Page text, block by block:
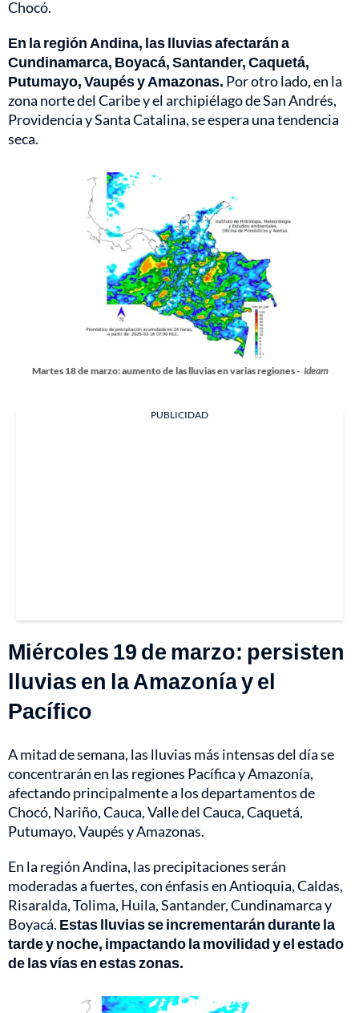
Chocó.
En la región Andina, las lluvias afectarán a
Cundinamarca, Boyacá, Santander, Caquetá,
Putumayo, Vaupés y Amazonas. Por otro lado, en la
zona norte del Caribe y el archipiélago de San Andrés,
Providencia y Santa Catalina, se espera una tendencia
seca.
Martes 18 de marzo: aumento de las lluvias en varias regiones - Ideam
PUBLICIDAD
Miércoles 19 de marzo: persisten
lluvias en la Amazonía y el
Pacífico
A mitad de semana, las lluvias más intensas del día se
concentrarán en las regiones Pacífica y Amazonía,
afectando principalmente a los departamentos de
Chocó, Nariño, Cauca, Valle del Cauca, Caquetá,
Putumayo, Vaupés y Amazonas.
En la región Andina, las precipitaciones serán
moderadas a fuertes, con énfasis en Antioquia, Caldas,
Risaralda, Tolima, Huila, Santander, Cundinamarca y
Boyacá. Estas lluvias se incrementarán durante la
tarde y noche, impactando la movilidad y el estado
de las vías en estas zonas.